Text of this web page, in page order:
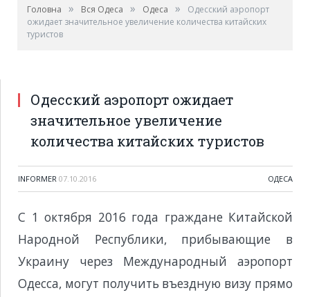
Головна » Вся Одеса » Одеса »
Одесский аэропорт
ожидает значительное увеличение количества китайских
туристов
Одесский аэропорт ожидает
значительное увеличение
количества китайских туристов
INFORMER 07.10.2016 ОДЕСА
С 1 октября 2016 года граждане Китайской
Народной Республики, прибывающие в
Украину через Международный аэропорт
Одесса, могут получить въездную визу прямо